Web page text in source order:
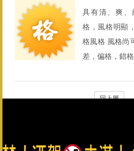
具有清、爽、
格，風格明顯
格風格 風格尚
差，偏格，錯格
回上層
門縣政府菸酒檢舉專線：082-322976